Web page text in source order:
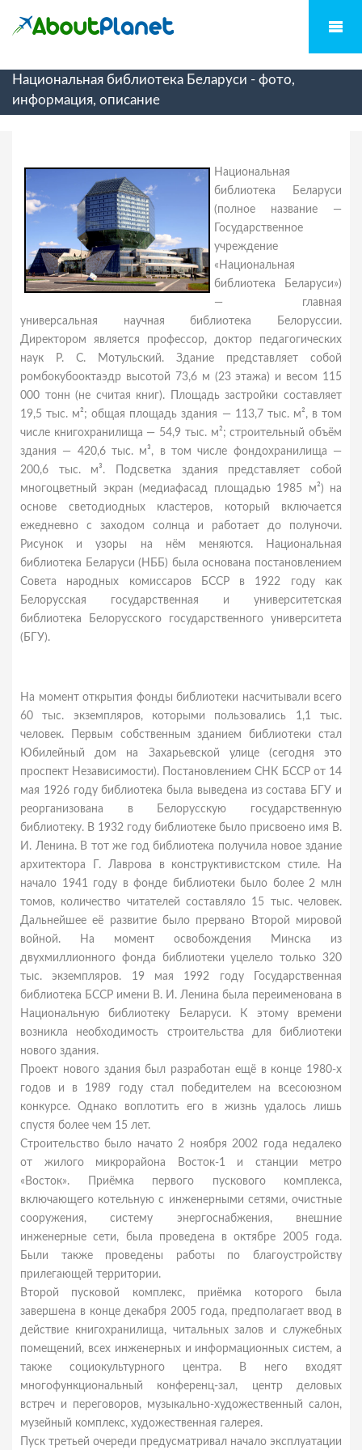
Национальная библиотека Беларуси - фото,
информация, описание
Национальная
библиотека Беларуси
(полное название —
Государственное
учреждение
«Национальная
библиотека Беларуси»)
— главная
универсальная научная библиотека Белоруссии.
Директором является профессор, доктор педагогических
наук Р. С. Мотульский. Здание представляет собой
ромбокубооктаэдр высотой 73,6 м (23 этажа) и весом 115
000 тонн (не считая книг). Площадь застройки составляет
19,5 тыс. м²; общая площадь здания — 113,7 тыс. м², в том
числе книгохранилища — 54,9 тыс. м²; строительный объём
здания — 420,6 тыс. м³, в том числе фондохранилища —
200,6 тыс. м³. Подсветка здания представляет собой
многоцветный экран (медиафасад площадью 1985 м²) на
основе светодиодных кластеров, который включается
ежедневно с заходом солнца и работает до полуночи.
Рисунок и узоры на нём меняются. Национальная
библиотека Беларуси (НББ) была основана постановлением
Совета народных комиссаров БССР в 1922 году как
Белорусская государственная и университетская
библиотека Белорусского государственного университета
(БГУ).
На момент открытия фонды библиотеки насчитывали всего
60 тыс. экземпляров, которыми пользовались 1,1 тыс.
человек. Первым собственным зданием библиотеки стал
Юбилейный дом на Захарьевской улице (сегодня это
проспект Независимости). Постановлением СНК БССР от 14
мая 1926 году библиотека была выведена из состава БГУ и
реорганизована в Белорусскую государственную
библиотеку. В 1932 году библиотеке было присвоено имя В.
И. Ленина. В тот же год библиотека получила новое здание
архитектора Г. Лаврова в конструктивистском стиле. На
начало 1941 году в фонде библиотеки было более 2 млн
томов, количество читателей составляло 15 тыс. человек.
Дальнейшее её развитие было прервано Второй мировой
войной. На момент освобождения Минска из
двухмиллионного фонда библиотеки уцелело только 320
тыс. экземпляров. 19 мая 1992 году Государственная
библиотека БССР имени В. И. Ленина была переименована в
Национальную библиотеку Беларуси. К этому времени
возникла необходимость строительства для библиотеки
нового здания.
Проект нового здания был разработан ещё в конце 1980-х
годов и в 1989 году стал победителем на всесоюзном
конкурсе. Однако воплотить его в жизнь удалось лишь
спустя более чем 15 лет.
Строительство было начато 2 ноября 2002 года недалеко
от жилого микрорайона Восток-1 и станции метро
«Восток». Приёмка первого пускового комплекса,
включающего котельную с инженерными сетями, очистные
сооружения, систему энергоснабжения, внешние
инженерные сети, была проведена в октябре 2005 года.
Были также проведены работы по благоустройству
прилегающей территории.
Второй пусковой комплекс, приёмка которого была
завершена в конце декабря 2005 года, предполагает ввод в
действие книгохранилища, читальных залов и служебных
помещений, всех инженерных и информационных систем, а
также социокультурного центра. В него входят
многофункциональный конференц-зал, центр деловых
встреч и переговоров, музыкально-художественный салон,
музейный комплекс, художественная галерея.
Пуск третьей очереди предусматривал начало эксплуатации